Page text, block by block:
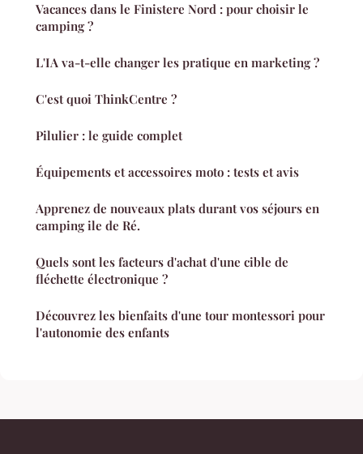
Vacances dans le Finistere Nord : pour choisir le
camping ?
L'IA va-t-elle changer les pratique en marketing ?
C'est quoi ThinkCentre ?
Pilulier : le guide complet
Équipements et accessoires moto : tests et avis
Apprenez de nouveaux plats durant vos séjours en
camping ile de Ré.
Quels sont les facteurs d'achat d'une cible de
fléchette électronique ?
Découvrez les bienfaits d'une tour montessori pour
l'autonomie des enfants